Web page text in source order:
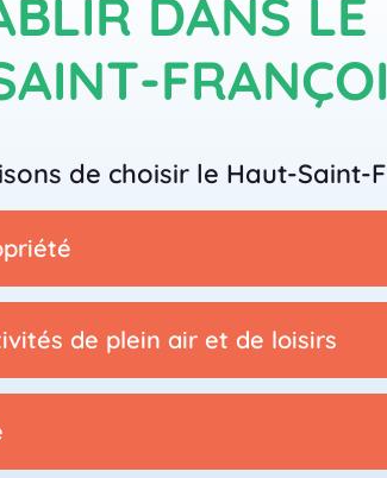
DANS LE
de choisir le Haut-Saint-
de plein air et de loisirs